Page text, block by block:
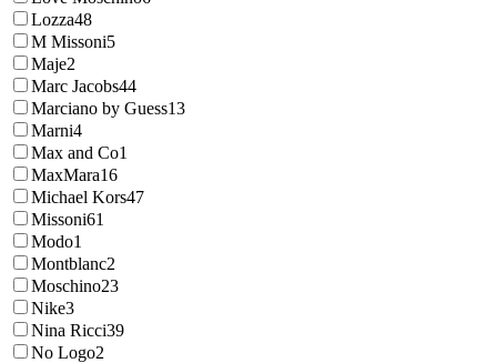
Lozza48
M Missoni5
Maje2
Marc Jacobs44
Marciano by Guess13
Marni4
Max and Co1
MaxMara16
Michael Kors47
Missoni61
Modo1
Montblanc2
Moschino23
Nike3
Nina Ricci39
No Logo2